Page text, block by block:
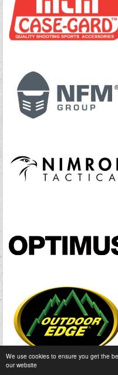
We use cookies to ensure you get the
our website